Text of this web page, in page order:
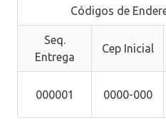
Códigos de
Seq.
Entrega
Cep Inicial
000001 0000-000